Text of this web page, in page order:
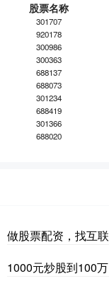
股票名称
301707
920178
300986
300363
688137
688073
301234
688419
301366
688020
做股票配资，找互
1000元炒股到100